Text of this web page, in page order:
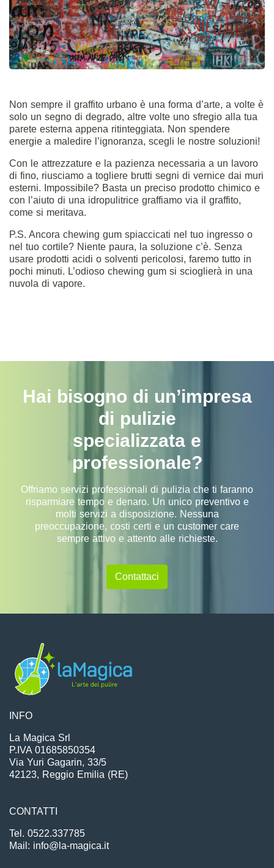
Non sempre il graffito urbano è una forma d’arte, a volte è
solo un segno di degrado, altre volte uno sfregio alla tua
parete esterna appena ritinteggiata. Non spendere
energie a maledire l’ignoranza, scegli le nostre soluzioni!
Con le attrezzature e la pazienza necessaria a un lavoro
di fino, riusciamo a togliere brutti segni di vernice dai muri
esterni. Impossibile? Basta un preciso prodotto chimico e
con l’aiuto di una idropulitrice graffiamo via il graffito,
come si meritava.
P.S. Ancora chewing gum spiaccicati nel tuo ingresso o
nel tuo cortile? Niente paura, la soluzione c’è. Senza
usare prodotti acidi o solventi pericolosi, faremo tutto in
pochi minuti. L’odioso chewing gum si scioglierà in una
nuvola di vapore.
Hai bisogno di un’impresa
di pulizie
specializzata e
professionale?
Offriamo servizi professionali di pulizia che ti faranno
risparmiare tempo e denaro. Un unico preventivo e
molti servizi a disposizione. Nessuna
preoccupazione, costi certi e un customer care
sempre attivo e attento alle richieste.
Contattaci
INFO
La Magica Srl
P.IVA 01685850354
Via Yuri Gagarin, 33/5
42123, Reggio Emilia (RE)
CONTATTI
Tel. 0522.337785
Mail: info@la-magica.it